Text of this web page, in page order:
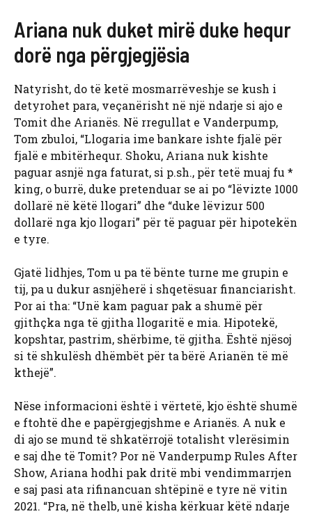
Ariana nuk duket mirë duke hequr
dorë nga përgjegjësia
Natyrisht, do të ketë mosmarrëveshje se kush i
detyrohet para, veçanërisht në një ndarje si ajo e
Tomit dhe Arianës. Në rregullat e Vanderpump,
Tom zbuloi, “Llogaria ime bankare ishte fjalë për
fjalë e mbitërhequr. Shoku, Ariana nuk kishte
paguar asnjë nga faturat, si p.sh., për tetë muaj fu *
king, o burrë, duke pretenduar se ai po “lëvizte 1000
dollarë në këtë llogari” dhe “duke lëvizur 500
dollarë nga kjo llogari” për të paguar për hipotekën
e tyre.
Gjatë lidhjes, Tom u pa të bënte turne me grupin e
tij, pa u dukur asnjëherë i shqetësuar financiarisht.
Por ai tha: “Unë kam paguar pak a shumë për
gjithçka nga të gjitha llogaritë e mia. Hipotekë,
kopshtar, pastrim, shërbime, të gjitha. Është njësoj
si të shkulësh dhëmbët për ta bërë Arianën të më
kthejë”.
Nëse informacioni është i vërtetë, kjo është shumë
e ftohtë dhe e papërgjegjshme e Arianës. A nuk e
di ajo se mund të shkatërrojë totalisht vlerësimin
e saj dhe të Tomit? Por në Vanderpump Rules After
Show, Ariana hodhi pak dritë mbi vendimmarrjen
e saj pasi ata rifinancuan shtëpinë e tyre në vitin
2021. “Pra, në thelb, unë kisha kërkuar këtë ndarje